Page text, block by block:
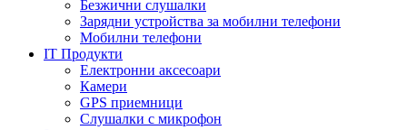
Безжични слушалки
Зарядни устройства за мобилни телефони
Мобилни телефони
IT Продукти
Електронни аксесоари
Камери
GPS приемници
Слушалки с микрофон